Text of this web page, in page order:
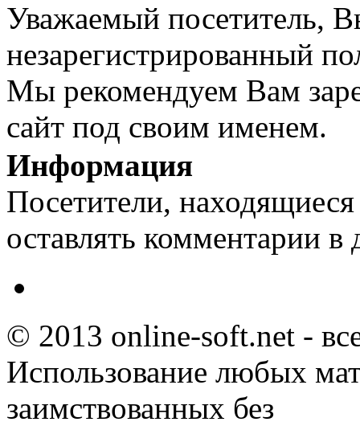
Уважаемый посетитель,
незарегистрированный
Мы рекомендуем Вам
сайт под своим именем.
Информация
Посетители,
оставлять комментарии в
© 2013 online-soft.net -
Использование любых
заимствованных без